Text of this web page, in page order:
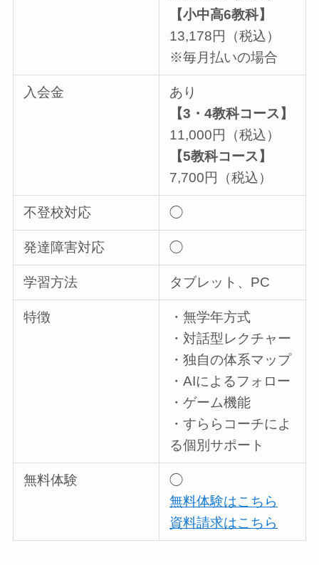
【小中高6教科】
13,178円（税込）
※毎月払いの場合
入会金
あり
【3・4教科コース】
11,000円（税込）
【5教科コース】
7,700円（税込）
不登校対応 ◯
発達障害対応 ◯
学習方法 タブレット、PC
特徴
・無学年方式
・対話型レクチャー
・独自の体系マップ
・AIによるフォロー
・ゲーム機能
・すららコーチによ
る個別サポート
無料体験
◯
無料体験はこちら
資料請求はこちら